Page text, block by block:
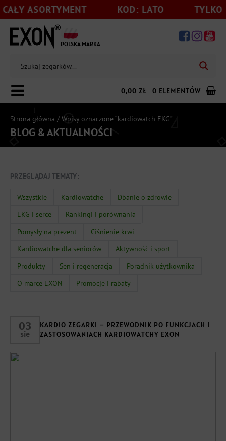
KOD: LATO TYLKO DO
POLSKA MARKA
0,00 ZŁ 0 ELEMENTÓW
Strona główna / Wpisy oznaczone “kardiowatch EKG”
BLOG & AKTUALNOŚCI
PRZEGLĄDAJ TEMATY:
Wszystkie Kardiowatche
Dbanie o zdrowie
EKG i serce
Rankingi i porównania
Pomysły na prezent
Ciśnienie krwi
Kardiowatche dla seniorów
Aktywność i sport
Produkty
Sen i regeneracja
Poradnik użytkownika
O marce EXON
Promocje i rabaty
03
sie
KARDIO ZEGARKI – PRZEWODNIK PO FUNKCJACH I
ZASTOSOWANIACH KARDIOWATCHY EXON